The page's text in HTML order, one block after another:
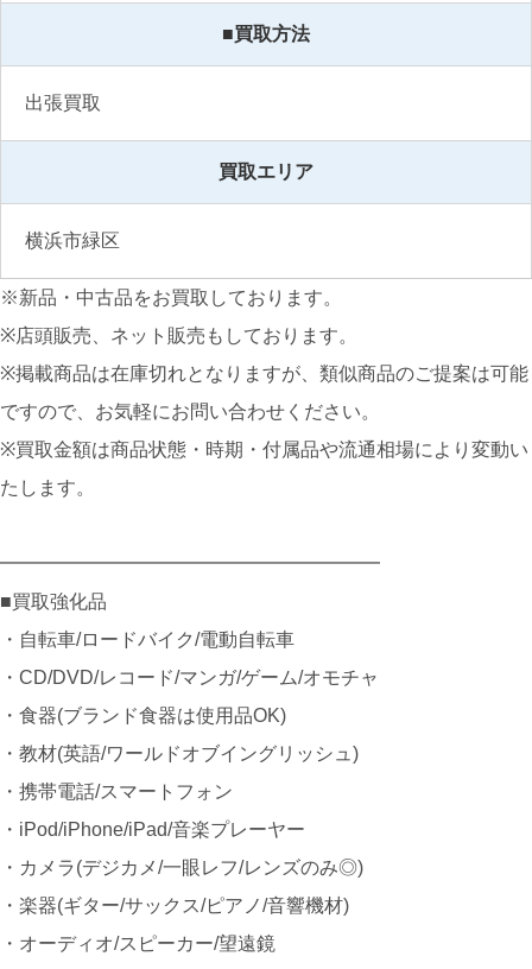
■買取方法
出張買取
買取エリア
横浜市緑区
※新品・中古品をお買取しております。
※店頭販売、ネット販売もしております。
※掲載商品は在庫切れとなりますが、類似商品のご提案は可能
ですので、お気軽にお問い合わせください。
※買取金額は商品状態・時期・付属品や流通相場により変動い
たします。
━━━━━━━━━━━━━━━━━━━━
■買取強化品
・自転車/ロードバイク/電動自転車
・CD/DVD/レコード/マンガ/ゲーム/オモチャ
・食器(ブランド食器は使用品OK)
・教材(英語/ワールドオブイングリッシュ)
・携帯電話/スマートフォン
・iPod/iPhone/iPad/音楽プレーヤー
・カメラ(デジカメ/一眼レフ/レンズのみ◎)
・楽器(ギター/サックス/ピアノ/音響機材)
・オーディオ/スピーカー/望遠鏡